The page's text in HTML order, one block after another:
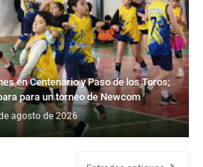
en Centenario y Paso de los Toros;
para un torneo de Newcom
agosto de 2026